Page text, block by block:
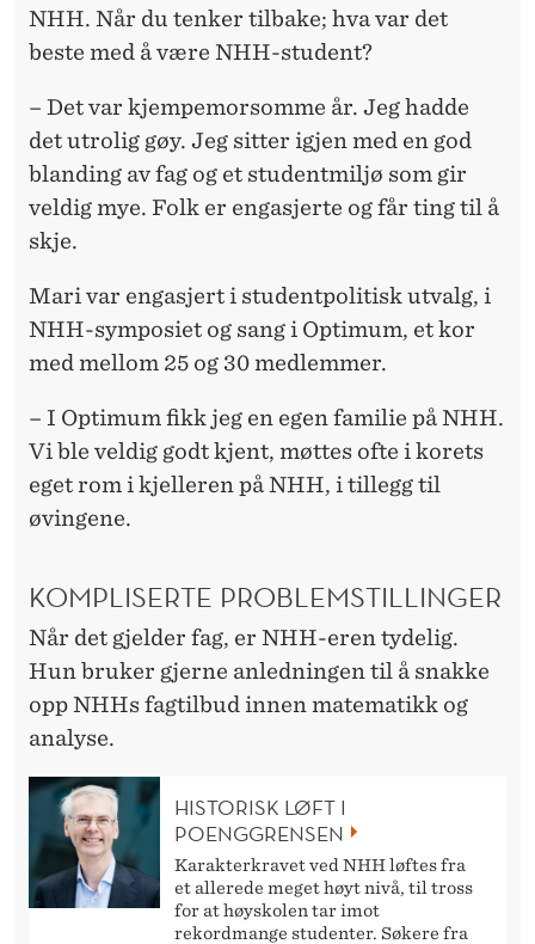
NHH. Når du tenker tilbake; hva var det
beste med å være NHH-student?
– Det var kjempemorsomme år. Jeg hadde
det utrolig gøy. Jeg sitter igjen med en god
blanding av fag og et studentmiljø som gir
veldig mye. Folk er engasjerte og får ting til å
skje.
Mari var engasjert i studentpolitisk utvalg, i
NHH-symposiet og sang i Optimum, et kor
med mellom 25 og 30 medlemmer.
– I Optimum fikk jeg en egen familie på NHH.
Vi ble veldig godt kjent, møttes ofte i korets
eget rom i kjelleren på NHH, i tillegg til
øvingene.
KOMPLISERTE PROBLEMSTILLINGER
Når det gjelder fag, er NHH-eren tydelig.
Hun bruker gjerne anledningen til å snakke
opp NHHs fagtilbud innen matematikk og
analyse.
HISTORISK LØFT I
POENGGRENSEN
Karakterkravet ved NHH løftes fra
et allerede meget høyt nivå, til tross
for at høyskolen tar imot
rekordmange studenter. Søkere fra